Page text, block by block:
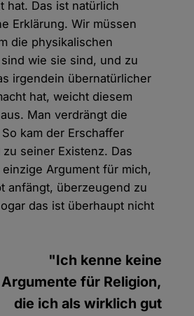
hat. Das ist natürlich
Erklärung. Wir müssen
die physikalischen
wie sie sind, und zu
irgendein übernatürlicher
hat, weicht diesem
Man verdrängt die
kam der Erschaffer
seiner Existenz. Das
Argument für mich,
anfängt, überzeugend zu
das ist überhaupt nicht
"Ich kenne keine
Argumente für Religion,
die ich als wirklich gut